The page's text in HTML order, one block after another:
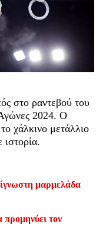
στο ραντεβού του
2024. Ο
χάλκινο μετάλλιο
μαρμελάδα
προμηνύει τον